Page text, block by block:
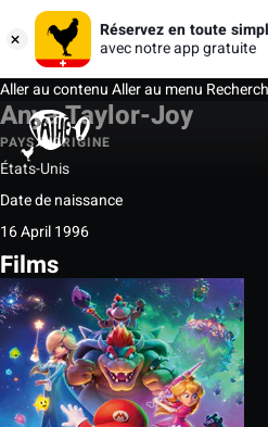
Réservez en toute
avec notre app gratuite
Aller au contenuAller au menu
Anya Taylor-Joy
PAYS D'ORIGINE
États-Unis
Date de naissance
16 April 1996
Films